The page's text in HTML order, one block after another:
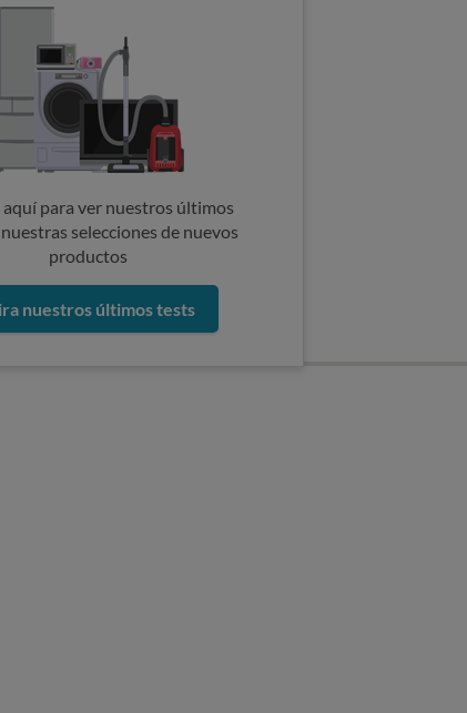
aquí para ver nuestros últimos
selecciones de nuevos
productos
nuestros últimos tests